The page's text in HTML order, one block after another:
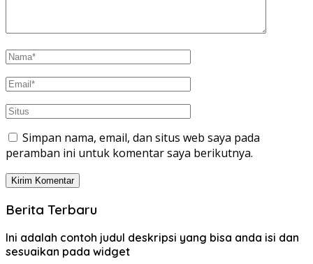
Simpan nama, email, dan situs web saya pada
peramban ini untuk komentar saya berikutnya.
Berita Terbaru
Ini adalah contoh judul deskripsi yang bisa anda isi dan
sesuaikan pada widget